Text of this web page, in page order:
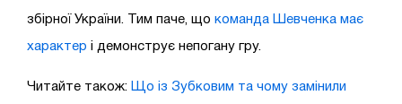
збірної України. Тим паче, що команда Шевченка має
характер і демонструє непогану гру.
Читайте також: Що із Зубковим та чому замінили